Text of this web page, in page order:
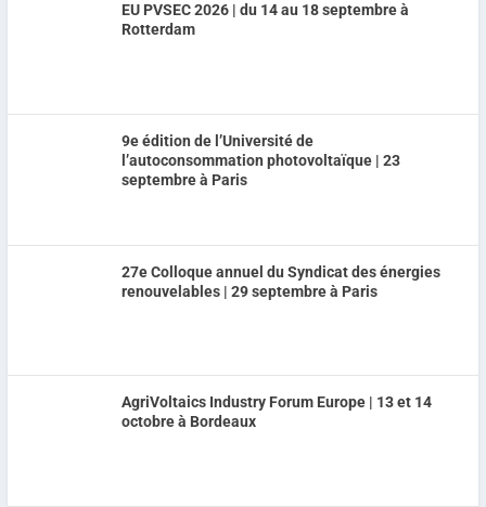
EU PVSEC 2026 | du 14 au 18 septembre à
Rotterdam
9e édition de l’Université de
l’autoconsommation photovoltaïque | 23
septembre à Paris
27e Colloque annuel du Syndicat des énergies
renouvelables | 29 septembre à Paris
AgriVoltaics Industry Forum Europe | 13 et 14
octobre à Bordeaux